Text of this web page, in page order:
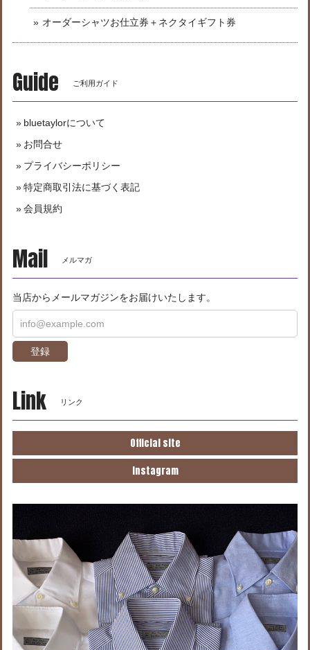
オーダーシャツお仕立券＋ネクタイギフト券
Guide ご利用ガイド
bluetaylorについて
お問合せ
プライバシーポリシー
特定商取引法に基づく表記
会員規約
Mail メルマガ
当店からメールマガジンをお届けいたします。
登録
Link リンク
Official site
Instagram